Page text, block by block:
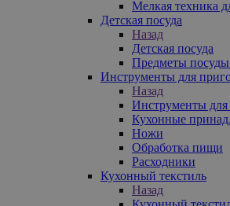
Мелкая техника
Детская посуда
Назад
Детская посуда
Предметы посуды
Инструменты для
Назад
Инструменты для
Кухонные
Ножи
Обработка пищи
Расходники
Кухонный текстиль
Назад